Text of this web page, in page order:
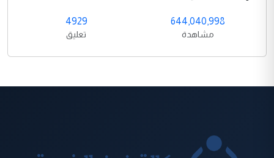
644,040,998
مشاهدة
4929
تعليق